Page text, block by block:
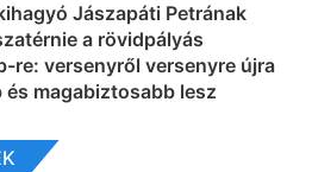
Jászapáti Petrának
a rövidpályás
re: versenyről versenyre újra
és magabiztosabb lesz